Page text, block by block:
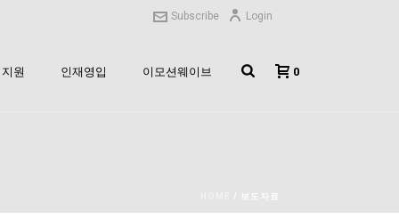
Login
Subscribe
지원 인재영입 이모션웨이브 0
/ 보도자료